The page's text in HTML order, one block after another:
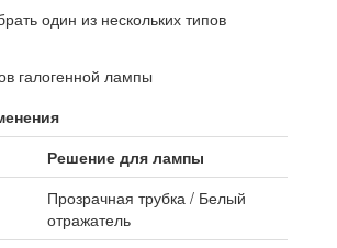
один из нескольких типов
Решение для лампы
Прозрачная трубка / Белый
отражатель